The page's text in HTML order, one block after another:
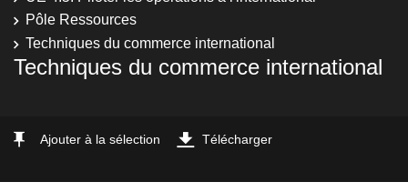
Pôle Ressources
Techniques du commerce international
Techniques du commerce international
Ajouter à la sélection Télécharger